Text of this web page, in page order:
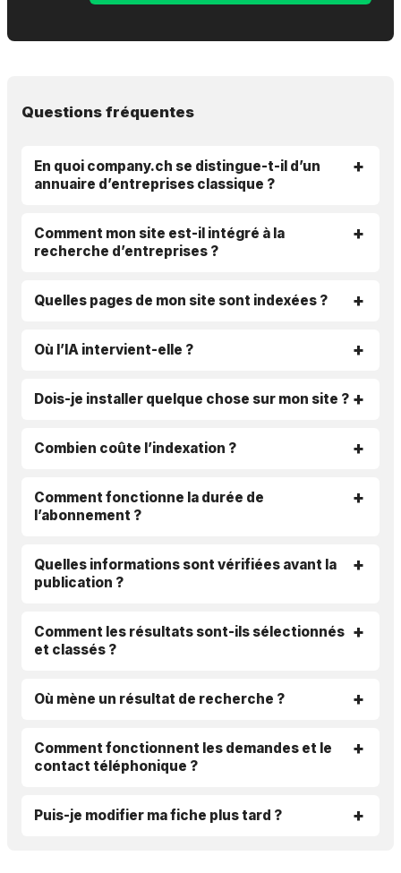
Questions fréquentes
En quoi company.ch se distingue-t-il d’un
annuaire d’entreprises classique ?
Comment mon site est-il intégré à la
recherche d’entreprises ?
Quelles pages de mon site sont indexées ?
Où l’IA intervient-elle ?
Dois-je installer quelque chose sur mon site ?
Combien coûte l’indexation ?
Comment fonctionne la durée de
l’abonnement ?
Quelles informations sont vérifiées avant la
publication ?
Comment les résultats sont-ils sélectionnés
et classés ?
Où mène un résultat de recherche ?
Comment fonctionnent les demandes et le
contact téléphonique ?
Puis-je modifier ma fiche plus tard ?